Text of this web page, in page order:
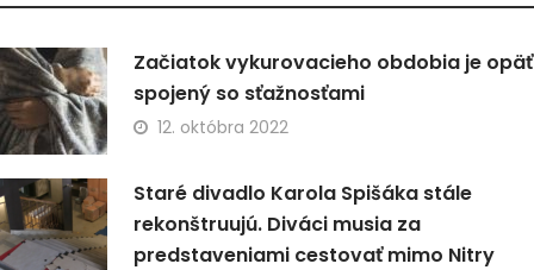
Začiatok vykurovacieho obdobia je opäť
spojený so sťažnosťami
12. októbra 2022
Staré divadlo Karola Spišáka stále
rekonštruujú. Diváci musia za
predstaveniami cestovať mimo Nitry